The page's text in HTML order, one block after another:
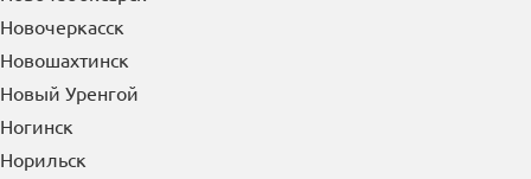
Новоуральск
Новочебоксарск
Новочеркасск
Новошахтинск
Новый Уренгой